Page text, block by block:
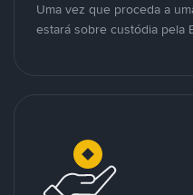
Uma vez que proceda a
estará sobre custódia pela